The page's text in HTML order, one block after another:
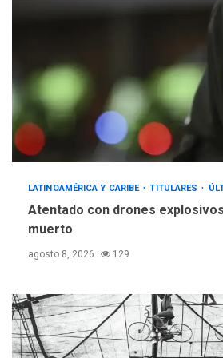
LATINOAMÉRICA Y CARIBE TITULARES
Atentado con drones
muerto
agosto 8, 2026 129